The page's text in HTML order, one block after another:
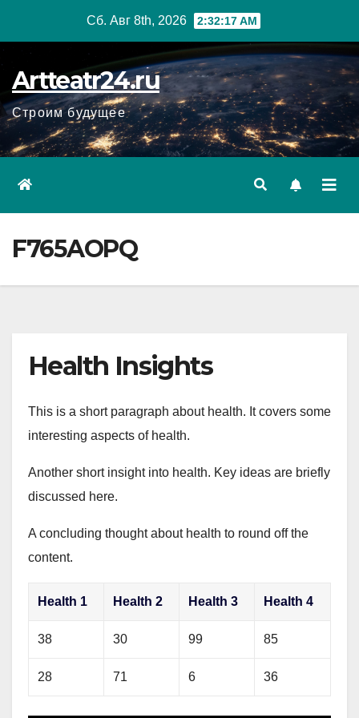
Сб. Авг 8th, 2026 2:32:18 AM
Artteatr24.ru
Строим будущее
F765AOPQ
Health Insights
This is a short paragraph about health. It covers some
interesting aspects of health.
Another short insight into health. Key ideas are briefly
discussed here.
A concluding thought about health to round off the
content.
Health 1 Health 2 Health 3 Health 4
38 30 99 85
28 71 6 36